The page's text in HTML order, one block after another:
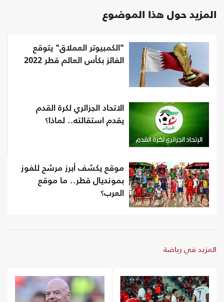
المزيد حول هذا الموضوع
"الكمبيوتر العملاق" يتوقع
الفائز بكأس العالم قطر 2022
الاتحاد الجزائري لكرة القدم
يقدم استقالته.. لماذا؟
موقع يكشف أبرز مرشح للفوز
بمونديال قطر.. ما موقع
العرب؟
المزيد في رياضة